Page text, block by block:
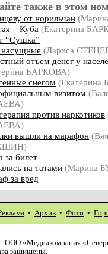
также в этом
от норильчан
– Куба (Екатерина
“Сушка”
насущные (Лариса
отъем денег у
БАРКОВА)
снегом
визитом
против наркотиков
вышли на марафон
за билет
на татами (Марина
за вред
• Архив • Фото •
ООО «Медиакомпания
защищены.